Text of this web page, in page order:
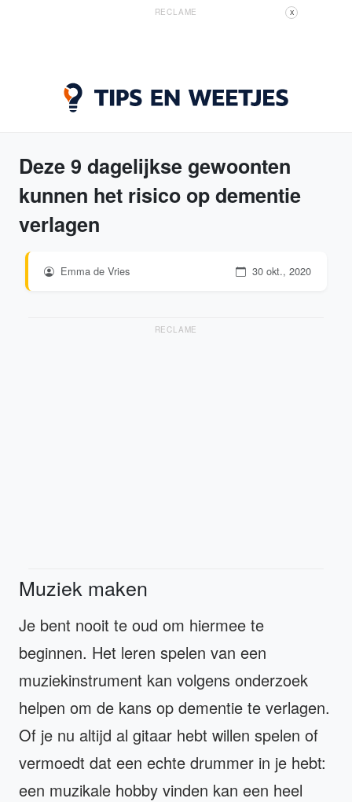
RECLAME X
Deze 9 dagelijkse gewoonten
kunnen het risico op dementie
verlagen
Emma de Vries 30 okt., 2020
RECLAME
Muziek maken
Je bent nooit te oud om hiermee te
beginnen. Het leren spelen van een
muziekinstrument kan volgens onderzoek
helpen om de kans op dementie te verlagen.
Of je nu altijd al gitaar hebt willen spelen of
vermoedt dat een echte drummer in je hebt:
een muzikale hobby vinden kan een heel